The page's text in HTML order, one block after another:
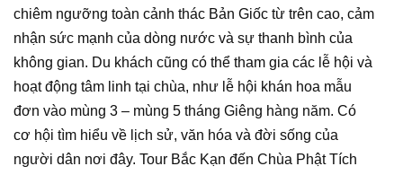
chiêm ngưỡng toàn cảnh thác Bản Giốc từ trên cao, cảm
nhận sức mạnh của dòng nước và sự thanh bình của
không gian. Du khách cũng có thể tham gia các lễ hội và
hoạt động tâm linh tại chùa, như lễ hội khán hoa mẫu
đơn vào mùng 3 – mùng 5 tháng Giêng hàng năm. Có
cơ hội tìm hiểu về lịch sử, văn hóa và đời sống của
người dân nơi đây. Tour Bắc Kạn đến Chùa Phật Tích